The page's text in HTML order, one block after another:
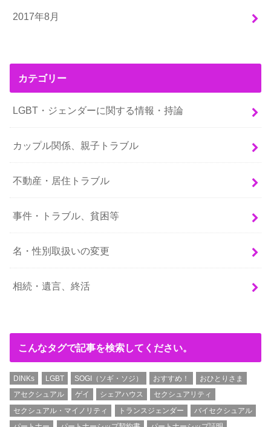
2017年8月
カテゴリー
LGBT・ジェンダーに関する情報・持論
カップル関係、親子トラブル
不動産・居住トラブル
事件・トラブル、貧困等
名・性別取扱いの変更
相続・遺言、終活
こんなタグで記事を検索してください。
DINKs LGBT SOGI（ソギ・ソジ） おすすめ！
おひとりさま
アセクシュアル
ゲイ シェアハウス
セクシュアリティ
セクシュアル・マイノリティ
トランスジェンダー
バイセクシュアル